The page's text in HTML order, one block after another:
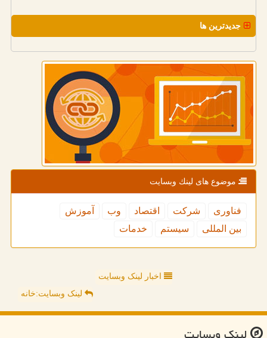
جدیدترین ها
موضوع های لینك وبسایت
فناوری شركت اقتصاد وب
آموزش
بین المللی
سیستم خدمات
اخبار لینک وبسایت
لینک وبسایت:خانه